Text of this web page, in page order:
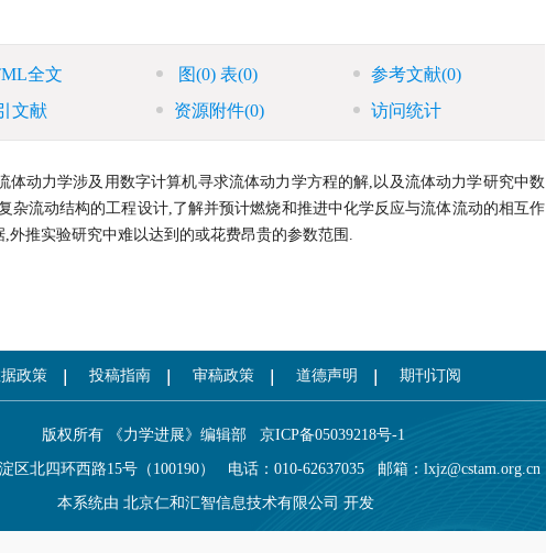
全文 图(0) 表(0) 参考文献(0)
文献 资源附件(0) 访问统计
动力学涉及用数字计算机寻求流体动力学方程的解,以及流体动力学研究中数
流动结构的工程设计,了解并预计燃烧和推进中化学反应与流体流动的相互作
推实验研究中难以达到的或花费昂贵的参数范围.
政策 投稿指南 审稿政策 道德声明 期刊订阅
版权所有 《力学进展》编辑部 京ICP备05039218号-1
区北四环西路15号（100190） 电话：010-62637035 邮箱： lxjz@cstam.org.cn
本系统由 北京仁和汇智信息技术有限公司 开发